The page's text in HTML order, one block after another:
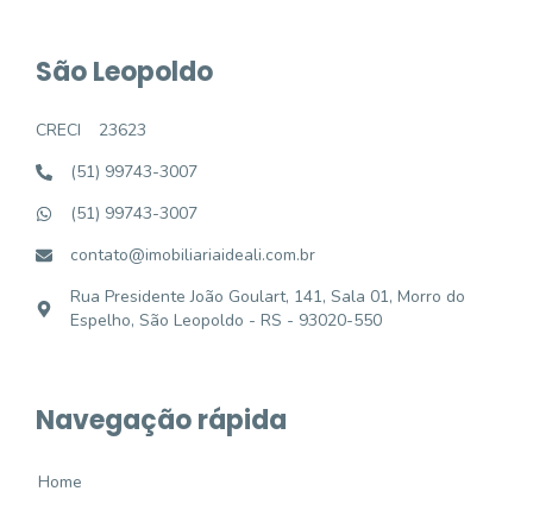
São Leopoldo
CRECI
23623
(51) 99743-3007
(51) 99743-3007
contato@imobiliariaideali.com.br
Rua Presidente João Goulart, 141, Sala 01, Morro do
Espelho, São Leopoldo - RS - 93020-550
Navegação rápida
Home